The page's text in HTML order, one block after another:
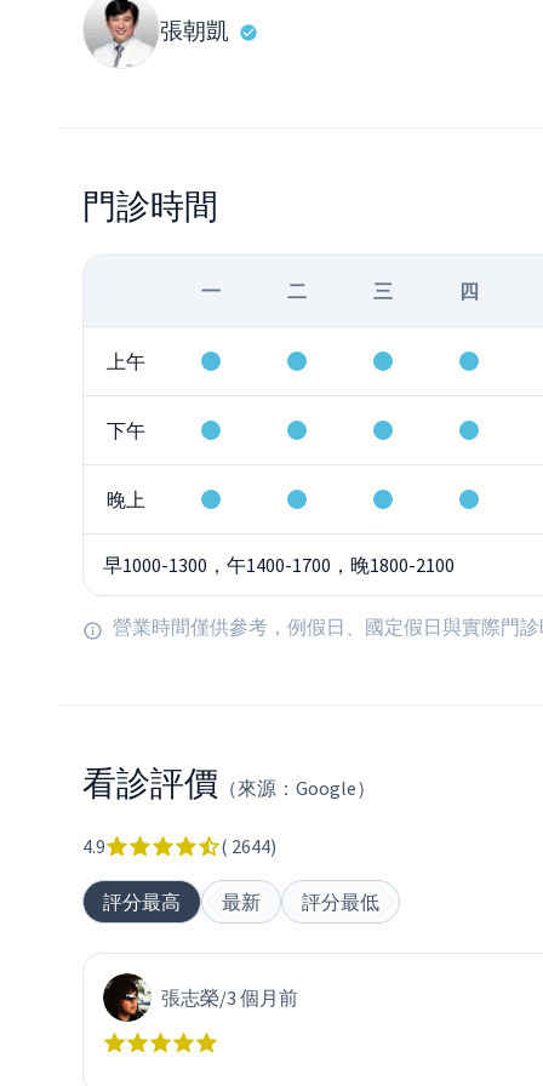
張朝凱
門診時間
一 二 三 四
上午
下午
晚上
早1000-1300，午1400-1700，晚1800-2100
營業時間僅供參考，例假日、國定假日與實際門診
看診評價 （來源：Google）
4.9 ( 2644)
評分最高 最新 評分最低
張志榮/3 個月前